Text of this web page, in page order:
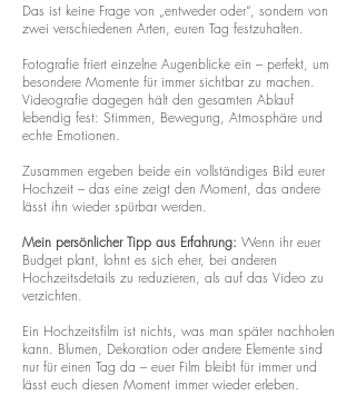
Das ist keine Frage von „entweder oder“, sondern von
zwei verschiedenen Arten, euren Tag festzuhalten.
Fotografie friert einzelne Augenblicke ein – perfekt, um
besondere Momente für immer sichtbar zu machen.
Videografie dagegen hält den gesamten Ablauf
lebendig fest: Stimmen, Bewegung, Atmosphäre und
echte Emotionen.
Zusammen ergeben beide ein vollständiges Bild eurer
Hochzeit – das eine zeigt den Moment, das andere
lässt ihn wieder spürbar werden.
Mein persönlicher Tipp aus Erfahrung: Wenn ihr euer
Budget plant, lohnt es sich eher, bei anderen
Hochzeitsdetails zu reduzieren, als auf das Video zu
verzichten.
Ein Hochzeitsfilm ist nichts, was man später nachholen
kann. Blumen, Dekoration oder andere Elemente sind
nur für einen Tag da – euer Film bleibt für immer und
lässt euch diesen Moment immer wieder erleben.